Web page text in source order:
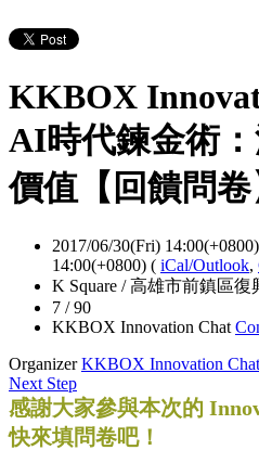
KKBOX
AI時代鍊金術
價值【回饋問卷
2017/06/30(Fri) 14:00(+0800)
14:00(+0800) ( iCal/Outlook,
K Square / 高雄市前鎮區
7 / 90
KKBOX Innovation Chat
OrganizerKKBOX Innovation Chat
Next Step
感謝大家參與本次的
快來填問卷吧！